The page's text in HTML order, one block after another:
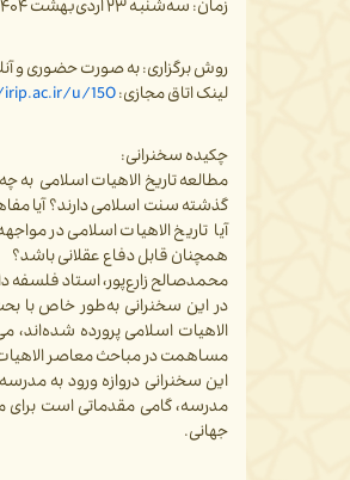
زمان: سه‌شنبه ۲۳ اردی‌بهشت ۱۴۰۴، ساعت ۱۶ – ۱۸
روش برگزاری: به صورت حضوری و
لینک اتاق مجازی:u/15O
چکیده سخنرانی:
مطالعه تاریخ الاهیات اسلامی
گذشته سنت اسلامی دارند؟ آیا
آیا تاریخ الاهیات اسلامی در
همچنان قابل دفاع عقلانی باشد؟
محمدصالح زارع‌پور، استاد فلسفه
الاهیات اسلامی پرورده شده‌اند،
مساهمت در مباحث معاصر
این سخنرانی دروازه ورود به
مدرسه، گامی مقدماتی است برای
جهانی.